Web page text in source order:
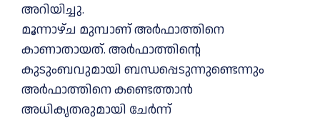
അറിയിച്ചു.
മൂന്നാഴ്ച മുമ്പാണ് അർഫാത്തിനെ
കാണാതായത്. അർഫാത്തിന്റെ
കുടുംബവുമായി ബന്ധപ്പെടുന്നുണ്ടെന്നും
അർഫാത്തിനെ കണ്ടെത്താൻ
അധികൃതരുമായി ചേർന്ന്